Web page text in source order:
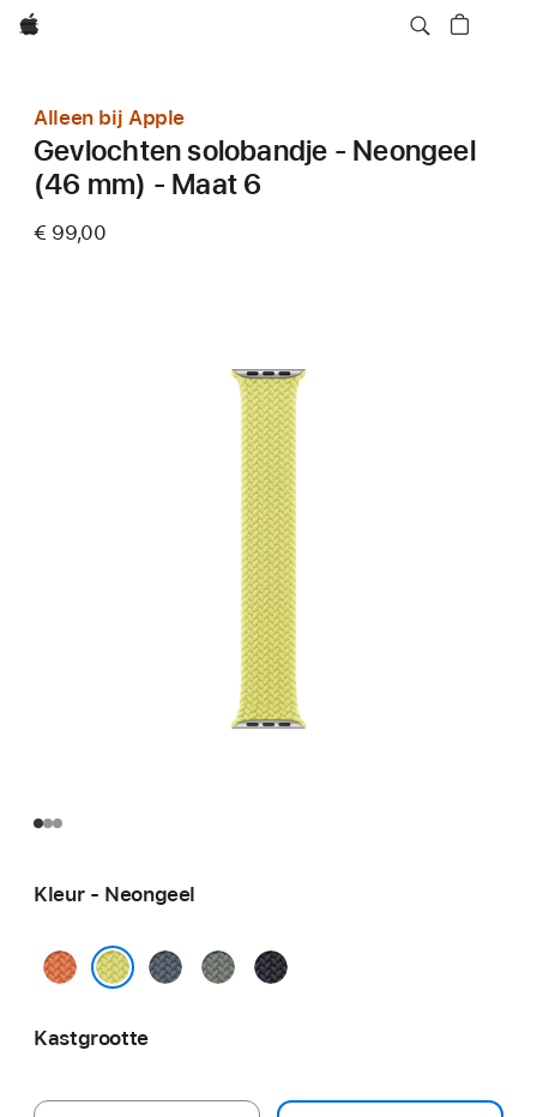
Apple
Alleen bij Apple
Gevlochten solobandje - Neongeel
(46 mm) - Maat 6
€ 99,00
Kleur - Neongeel
Kurkuma Ankerblauw
GroengrijsMiddernacht
Kastgrootte